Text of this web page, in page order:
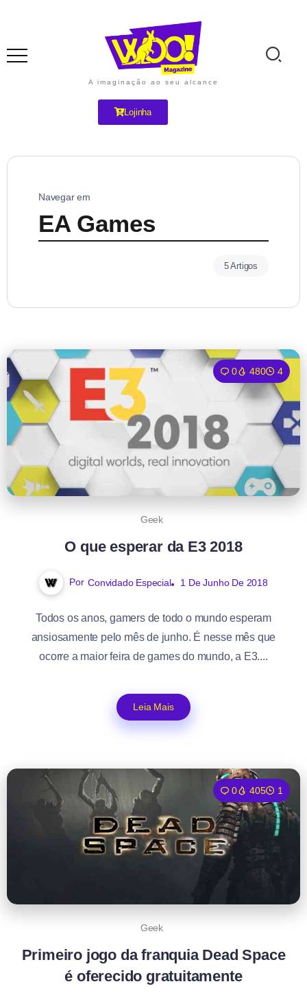
A imaginação ao seu alcance
Lojinha
Navegar em
EA Games
5 Artigos
0 480 4
Geek
O que esperar da E3 2018
Por Convidado Especial 1 De Junho De 2018
Todos os anos, gamers de todo o mundo esperam
ansiosamente pelo mês de junho. É nesse mês que
ocorre a maior feira de games do mundo, a E3....
Leia Mais
0 405 1
Geek
Primeiro jogo da franquia Dead Space
é oferecido gratuitamente